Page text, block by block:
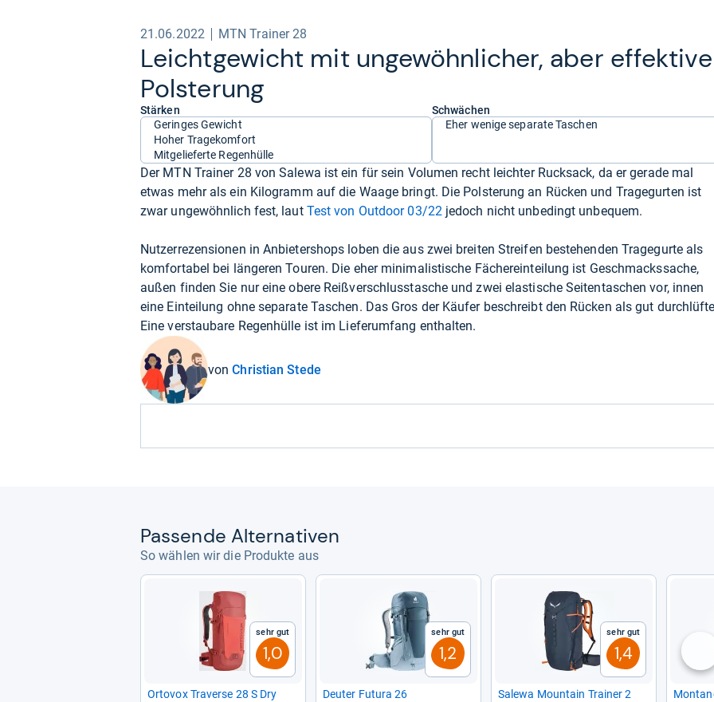
21.06.2022 MTN Trainer 28
Leicht­ge­wicht mit unge­wöhn­li­cher, aber
Pols­te­rung
Stärken
Geringes Gewicht
Hoher Tragekomfort
Mitgelieferte Regenhülle
Schwächen
Eher wenige separate Taschen
Der MTN Trainer 28 von Salewa ist ein für sein Volumen recht leichter Rucksack, da er gerade mal
etwas mehr als ein Kilogramm auf die Waage bringt. Die Polsterung an Rücken und Tragegurten ist
zwar ungewöhnlich fest, laut Test von Outdoor 03/22jedoch nicht unbedingt unbequem.
Nutzerrezensionen in Anbietershops loben die aus zwei breiten Streifen bestehenden Tragegurte als
komfortabel bei längeren Touren. Die eher minimalistische Fächereinteilung ist Geschmackssache,
außen finden Sie nur eine obere Reißverschlusstasche und zwei elastische Seitentaschen vor, innen
eine Einteilung ohne separate Taschen. Das Gros der Käufer beschreibt den Rücken als gut
Eine verstaubare Regenhülle ist im Lieferumfang enthalten.
vonChristian Stede
Pas­sende Alter­na­ti­ven
So wählen wir die Produkte aus
Sehr gut
1,0
Orto­vox Tra­verse 28 S Dry
Sehr gut
1,2
Deu­ter Futura 26
Sehr gut
1,4
Salewa Moun­tain Trai­ner 2